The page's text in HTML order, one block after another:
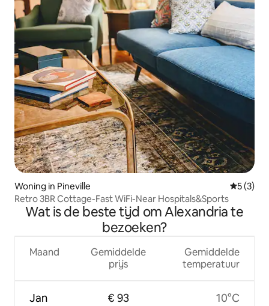
Woning in Pineville
5 (3)
Retro 3BR Cottage-Fast WiFi-Near Hospitals&Sports
Wat is de beste tijd om Alexandria te
bezoeken?
Maand
Jan
Gemiddelde
prijs
€ 93
Gemiddelde
temperatuur
10°C